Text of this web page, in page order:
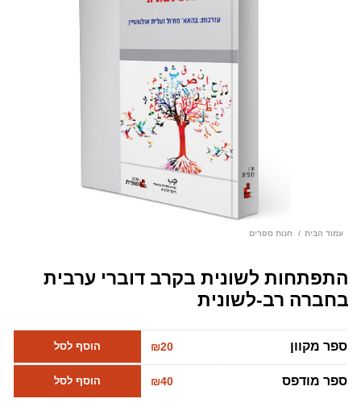
עמוד הבית חנות ספרים
התפתחות לשונית בקרב דוברי ערבית
בחברה רב-לשונית
ספר מקוון ₪20 הוסף לסל
ספר מודפס ₪40 הוסף לסל